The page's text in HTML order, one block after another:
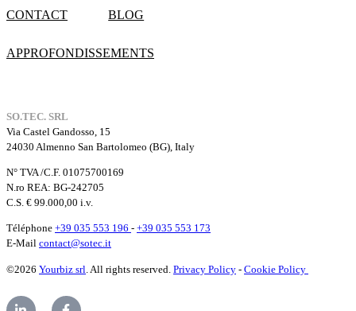
CONTACT BLOG
APPROFONDISSEMENTS
SO.TEC. SRL
Via Castel Gandosso, 15
24030 Almenno San Bartolomeo (BG), Italy
N° TVA /C.F. 01075700169
N.ro REA: BG-242705
C.S. € 99.000,00 i.v.
Téléphone +39 035 553 196 - +39 035 553 173
E-Mail contact@sotec.it
©2026 Yourbiz srl . All rights reserved. Privacy Policy - Cookie Policy